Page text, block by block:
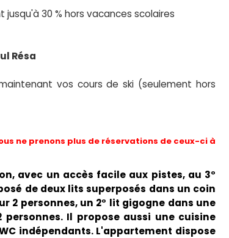
jusqu'à 30 % hors vacances scolaires
Résa
vos cours de ski (seulement hors
ne prenons plus de réservations de ceux-ci à
avec un accès facile aux pistes, au 3°
de deux lits superposés dans un coin
2 personnes, un 2° lit gigogne dans une
Il propose aussi une cuisine
indépendants. L'appartement dispose